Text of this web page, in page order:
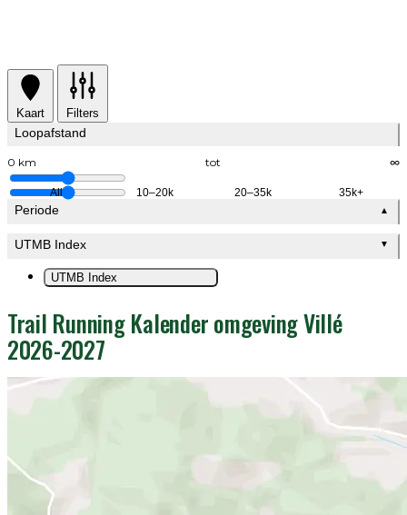
Kaart Filters
Loopafstand
0 km tot ∞
All 10–20k 20–35k 35k+
Periode ▲
UTMB Index ▼
UTMB Index
Trail Running Kalender omgeving Villé
2026-2027